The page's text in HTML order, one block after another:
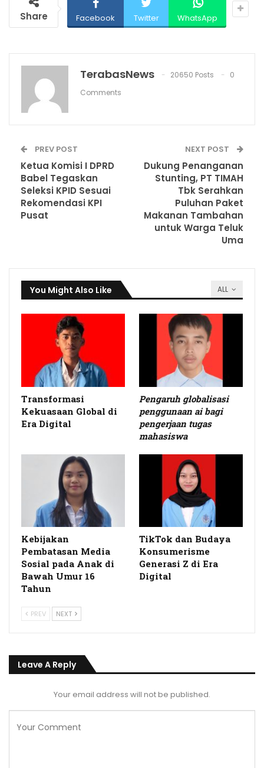
Share Facebook Twitter WhatsApp
TerabasNews 20650 Posts
0
Comments
PREV POST
Ketua Komisi I DPRD
Babel Tegaskan
Seleksi KPID Sesuai
Rekomendasi KPI
Pusat
NEXT POST
Dukung Penanganan
Stunting, PT TIMAH
Tbk Serahkan
Puluhan Paket
Makanan Tambahan
untuk Warga Teluk
Uma
ALL
You Might Also Like
Transformasi
Kekuasaan Global di
Era Digital
Pengaruh globalisasi
penggunaan ai bagi
pengerjaan tugas
mahasiswa
Kebijakan
Pembatasan Media
Sosial pada Anak di
Bawah Umur 16
Tahun
TikTok dan Budaya
Konsumerisme
Generasi Z di Era
Digital
PREV NEXT
Leave A Reply
Your email address will not be published.